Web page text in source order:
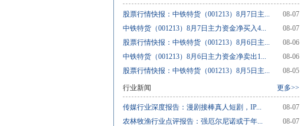
08-07
股票行情快报：中铁特货（001213）8月7日主...
08-07
中铁特货（001213）8月7日主力资金净买入4...
08-06
股票行情快报：中铁特货（001213）8月6日主...
08-06
中铁特货（001213）8月6日主力资金净卖出1...
08-05
股票行情快报：中铁特货（001213）8月5日主...
更多>>
行业新闻
08-07
传媒行业深度报告：漫剧接棒真人短剧，IP...
08-07
农林牧渔行业点评报告：强厄尔尼诺或于年...